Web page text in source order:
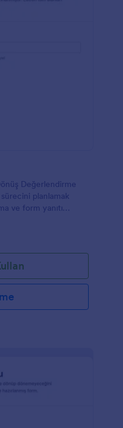
Değerlendirme
sürecini planlamak
ve form yanıtı